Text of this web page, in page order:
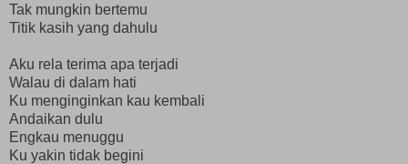
Tak mungkin bertemu
Titik kasih yang dahulu
Aku rela terima apa terjadi
Walau di dalam hati
Ku menginginkan kau kembali
Andaikan dulu
Engkau menuggu
Ku yakin tidak begini